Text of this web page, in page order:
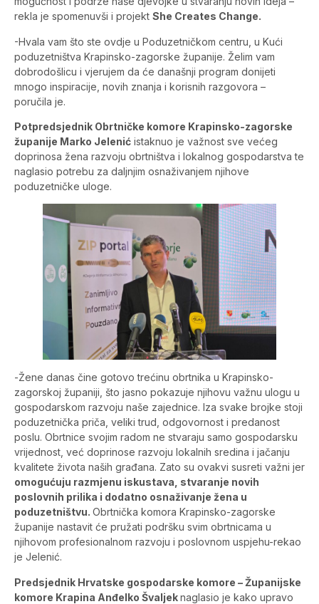
rekla je spomenuvši i projekt She Creates Change.
-Hvala vam što ste ovdje u Poduzetničkom centru, u Kući
poduzetništva Krapinsko-zagorske županije. Želim vam
dobrodošlicu i vjerujem da će današnji program donijeti
mnogo inspiracije, novih znanja i korisnih razgovora –
poručila je.
Potpredsjednik Obrtničke komore Krapinsko-zagorske
županije Marko Jelenić istaknuo je važnost sve većeg
doprinosa žena razvoju obrtništva i lokalnog gospodarstva te
naglasio potrebu za daljnjim osnaživanjem njihove
poduzetničke uloge.
-Žene danas čine gotovo trećinu obrtnika u Krapinsko-
zagorskoj županiji, što jasno pokazuje njihovu važnu ulogu u
gospodarskom razvoju naše zajednice. Iza svake brojke stoji
poduzetnička priča, veliki trud, odgovornost i predanost
poslu. Obrtnice svojim radom ne stvaraju samo gospodarsku
vrijednost, već doprinose razvoju lokalnih sredina i jačanju
kvalitete života naših građana. Zato su ovakvi susreti važni jer
omogućuju razmjenu iskustava, stvaranje novih
poslovnih prilika i dodatno osnaživanje žena u
poduzetništvu. Obrtnička komora Krapinsko-zagorske
županije nastavit će pružati podršku svim obrtnicama u
njihovom profesionalnom razvoju i poslovnom uspjehu-rekao
je Jelenić.
Predsjednik Hrvatske gospodarske komore – Županijske
komore Krapina Anđelko Švaljeknaglasio je kako upravo